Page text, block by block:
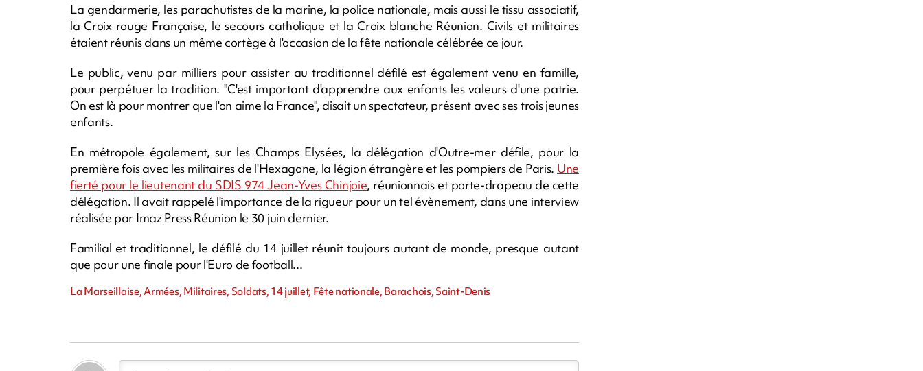
La gendarmerie, les parachutistes de la marine, la police nationale, mais aussi le tissu associatif,
la Croix rouge Française, le secours catholique et la Croix blanche Réunion. Civils et militaires
étaient réunis dans un même cortège à l'occasion de la fête nationale célébrée ce jour.
Le public, venu par milliers pour assister au traditionnel défilé est également venu en famille,
pour perpétuer la tradition. "C'est important d'apprendre aux enfants les valeurs d'une patrie.
On est là pour montrer que l'on aime la France", disait un spectateur, présent avec ses trois jeunes
enfants.
En métropole également, sur les Champs Elysées, la délégation d'Outre-mer défile, pour la
première fois avec les militaires de l'Hexagone, la légion étrangère et les pompiers de Paris. Une
fierté pour le lieutenant du SDIS 974 Jean-Yves Chinjoie, réunionnais et porte-drapeau de cette
délégation. Il avait rappelé l'importance de la rigueur pour un tel évènement, dans une interview
réalisée par Imaz Press Réunion le 30 juin dernier.
Familial et traditionnel, le défilé du 14 juillet réunit toujours autant de monde, presque autant
que pour une finale pour l'Euro de football...
La Marseillaise, Armées, Militaires, Soldats, 14 juillet, Fête nationale, Barachois, Saint-Denis